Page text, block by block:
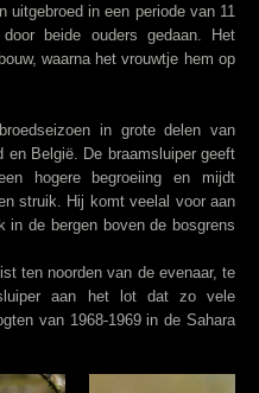
uitgebroed in een periode van 11
beide ouders gedaan. Het
waarna het vrouwtje hem op
in grote delen van
en België. De braamsluiper geeft
hogere begroeiing en mijdt
struik. Hij komt veelal voor aan
in de bergen boven de bosgrens
ten noorden van de evenaar, te
aan het lot dat zo vele
van 1968-1969 in de Sahara